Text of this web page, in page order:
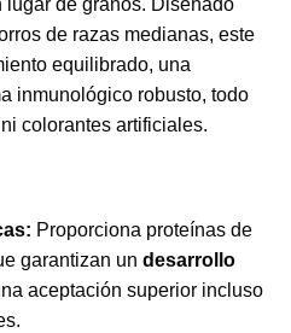
lugar de granos. Diseñado
de razas medianas, este
equilibrado, una
inmunológico robusto, todo
colorantes artificiales.
Proporciona proteínas de
garantizan un desarrollo
aceptación superior incluso